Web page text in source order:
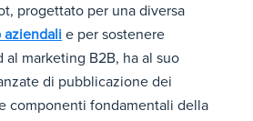
progettato per una diversa
aziendalie per sostenere
al marketing B2B, ha al suo
di pubblicazione dei
componenti fondamentali della